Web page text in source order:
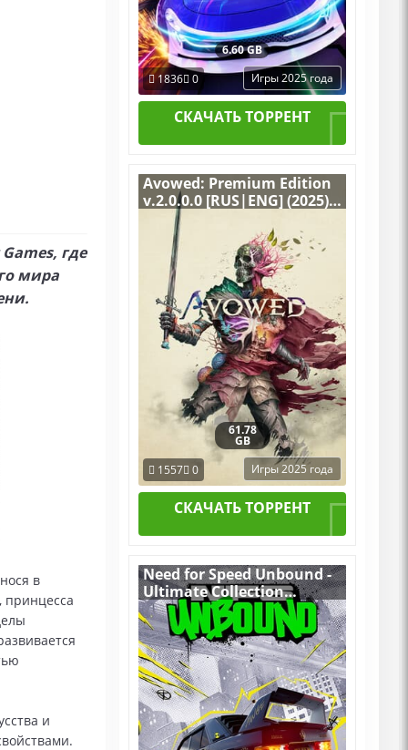
где
мира
в
принцесса
и
6.60 GB
1836 0 Игры 2025 года
СКАЧАТЬ ТОРРЕНТ
Avowed: Premium Edition
v.2.0.0.0 [RUS|ENG] (2025)
PC RePack от Wanterlude +
все DLC
61.78
GB
1557 0 Игры 2025 года
СКАЧАТЬ ТОРРЕНТ
Need for Speed Unbound -
Ultimate Collection
v.1.0.8.2541
(Build 16690907) [RUS|ENG]
(2022) PC Пиратка
Portable + All DLCs